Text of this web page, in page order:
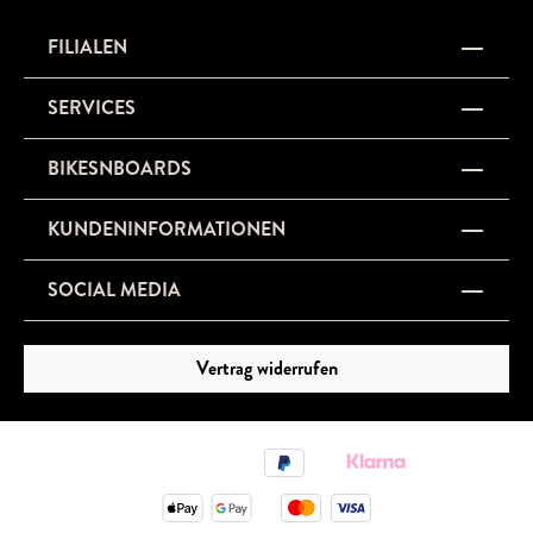
FILIALEN
SERVICES
BIKESNBOARDS
KUNDENINFORMATIONEN
SOCIAL MEDIA
Vertrag widerrufen